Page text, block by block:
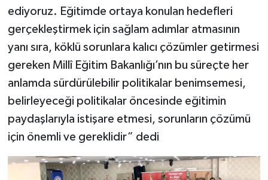
ediyoruz. Eğitimde ortaya konulan hedefleri
gerçekleştirmek için sağlam adımlar atmasının
yanı sıra, köklü sorunlara kalıcı çözümler getirmesi
gereken Millî Eğitim Bakanlığı’nın bu süreçte her
anlamda sürdürülebilir politikalar benimsemesi,
belirleyeceği politikalar öncesinde eğitimin
paydaşlarıyla istişare etmesi, sorunların çözümü
için önemli ve gereklidir” dedi